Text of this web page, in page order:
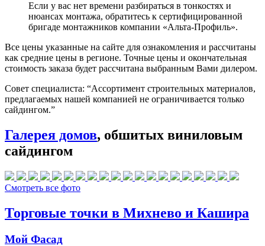
Если у вас нет времени разбираться в тонкостях и
нюансах монтажа, обратитесь к сертифицированной
бригаде монтажников компании «Альта-Профиль».
Все цены указанные на сайте для ознакомления и рассчитаны
как средние цены в регионе. Точные цены и окончательная
стоимость заказа будет рассчитана выбранным Вами дилером.
Совет специалиста: “Ассортимент строительных материалов,
предлагаемых нашей компанией не ограничивается только
сайдингом.”
Галерея домов, обшитых виниловым
сайдингом
Смотреть все фото
Торговые точки в Михнево и Кашира
Мой Фасад